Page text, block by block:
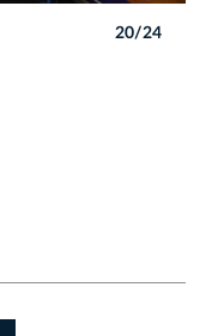
20/24